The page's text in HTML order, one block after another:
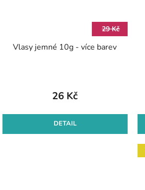
29 Kč
Vlasy jemné 10g - více barev
26 Kč
DETAIL